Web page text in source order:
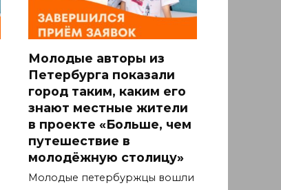
Молодые авторы из
Петербурга показали
город таким, каким его
знают местные жители
в проекте «Больше, чем
путешествие в
молодёжную столицу»
Молодые петербуржцы вошли